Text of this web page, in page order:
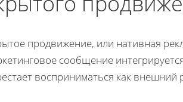
продвижение, или нативная
сообщение
восприниматься как внешний